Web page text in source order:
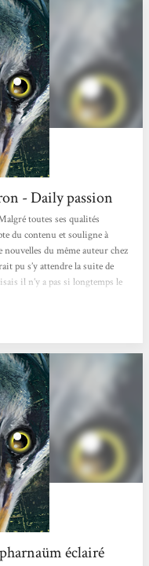
- Daily passion
toutes ses qualités
du contenu et souligne à
du même auteur chez
pu s’y attendre la suite de
il n’y a pas si longtemps le
temps. Sept nouvelles et,
éclairé